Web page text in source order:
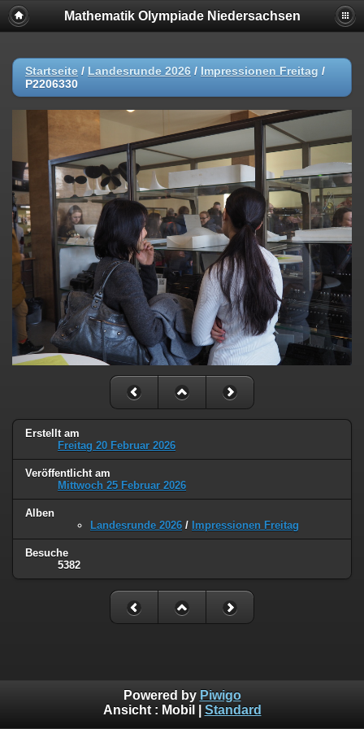
Mathematik Olympiade Niedersachsen
Startseite / Landesrunde 2026 / Impressionen Freitag /
P2206330
Erstellt am
Freitag 20 Februar 2026
Veröffentlicht am
Mittwoch 25 Februar 2026
Alben
Landesrunde 2026 / Impressionen Freitag
Besuche
5382
Powered by Piwigo
Ansicht : Mobil Standard